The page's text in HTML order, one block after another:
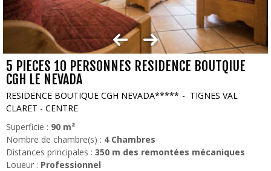
5 PIECES 10 PERSONNES RESIDENCE BOUTQIUE
CGH LE NEVADA
RESIDENCE BOUTIQUE CGH NEVADA*****
TIGNES VAL
CLARET - CENTRE
Superficie : 90 m²
Nombre de chambre(s) : 4 Chambres
Distances principales : 350 m des remontées mécaniques
Loueur : Professionnel